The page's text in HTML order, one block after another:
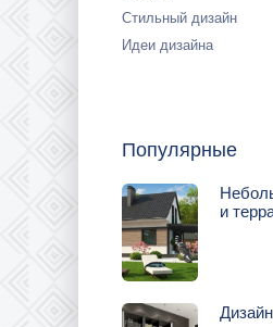
Стильный дизайн
Идеи дизайна
Популярные
и